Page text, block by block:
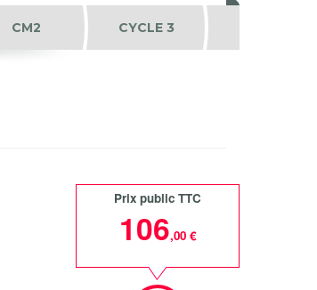
CM2 CYCLE 3
Prix public TTC
106,00 €